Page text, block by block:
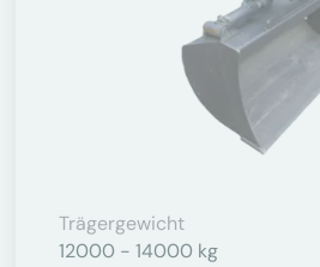
Trägergewicht
12000 - 14000 kg